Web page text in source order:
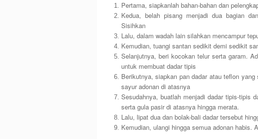
Pertama, siapkanlah bahan-bahan dan
Kedua, belah pisang menjadi dua bagian
Sisihkan
Lalu, dalam wadah lain silahkan mencampur
Kemudian, tuangi santan sedikit demi sedikit
Selanjutnya, beri kocokan telur serta garam.
untuk membuat dadar tipis
Berikutnya, siapkan pan dadar atau teflon
sayur adonan di atasnya
Sesudahnya, buatlah menjadi dadar tipis-tipis
serta gula pasir di atasnya hingga merata.
Lalu, lipat dua dan bolak-bali dadar tersebut
Kemudian, ulangi hingga semua adonan habis.